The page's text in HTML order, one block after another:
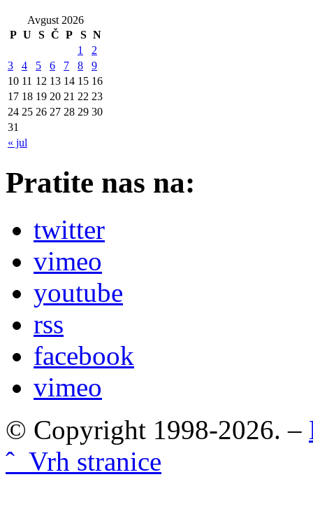
Avgust 2026
P U S Č P S N
« jul
1
2
3
4 5 6 7 8
9
10 11 12 13 14 15 16
17 18 19 20 21 22 23
24 25 26 27 28 29 30
31
Pratite nas na:
twitter
vimeo
youtube
rss
facebook
vimeo
© Copyright 1998-2026. –
ˆ Vrh stranice